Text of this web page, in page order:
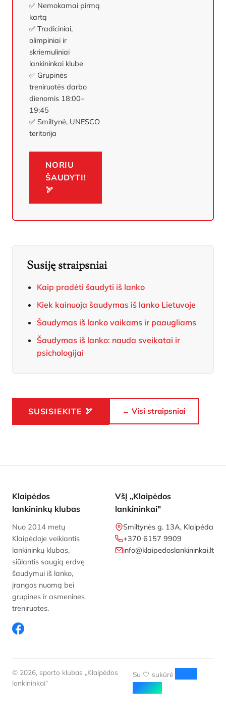
✅ Nemokamai pirmą
kartą
✅ Tradiciniai,
olimpiniai ir
skriemuliniai
lankininkai klube
✅ Grupinės
treniruotės darbo
dienomis 18:00–
19:45
✅ Smiltynė, UNESCO
teritorija
NORIU
ŠAUDYTI!
🏹
Susiję straipsniai
Kaip pradėti šaudyti iš lanko
Kiek kainuoja šaudymas iš lanko Lietuvoje
Šaudymas iš lanko vaikams ir paaugliams
Šaudymas iš lanko: nauda sveikatai ir
psichologijai
SUSISIEKITE 🏹 ← Visi straipsniai
Klaipėdos
lankininkų klubas
Nuo 2014 metų
Klaipėdoje veikiantis
lankininkų klubas,
siūlantis saugią erdvę
šaudymui iš lanko,
įrangos nuomą bei
grupines ir asmenines
treniruotes.
VšĮ „Klaipėdos
lankininkai"
Smiltynės g. 13A, Klaipėda
+370 6157 9909
info@klaipedoslankininkai.lt
© 2026, sporto klubas „Klaipėdos
lankininkai“
Su 🤍 sukūrė
Aloha